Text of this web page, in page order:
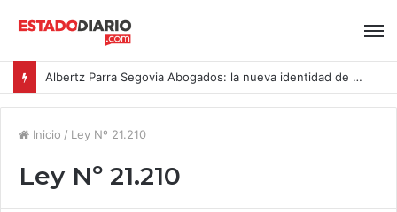
Albertz Parra Segovia Abogados: la nueva identidad de Segovia Consulting
Inicio / Ley Nº 21.210
Ley Nº 21.210